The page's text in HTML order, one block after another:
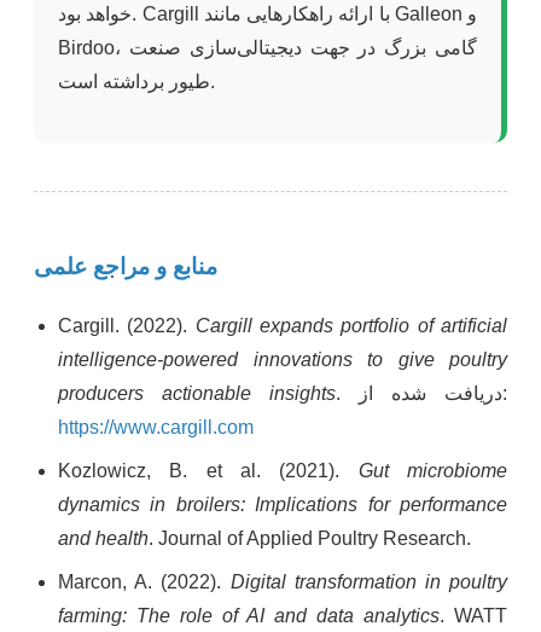
خواهد بود. Cargill با ارائه راهکارهایی مانند Galleon و
Birdoo، گامی بزرگ در جهت دیجیتالی‌سازی صنعت
طیور برداشته است.
منابع و مراجع علمی
Cargill. (2022). Cargill expands portfolio of artificial
intelligence-powered innovations to give poultry
producers actionable insights
. دریافت شده از:
https://www.cargill.com
Kozlowicz, B. et al. (2021). Gut microbiome
dynamics in broilers: Implications for performance
and health. Journal of Applied Poultry Research.
Marcon, A. (2022). Digital transformation in poultry
farming: The role of AI and data analytics. WATT